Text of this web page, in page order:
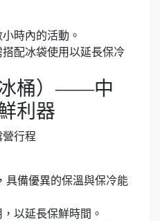
時內的活動。
配冰袋使用以延長保冷
冰桶）——中
利器
營行程
具備優異的保溫與保冷能
以延長保鮮時間。